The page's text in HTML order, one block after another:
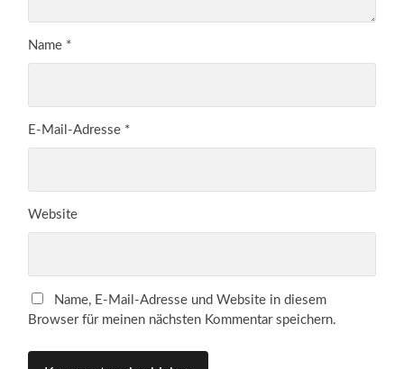
Name *
E-Mail-Adresse *
Website
Name, E-Mail-Adresse und Website in diesem
Browser für meinen nächsten Kommentar speichern.